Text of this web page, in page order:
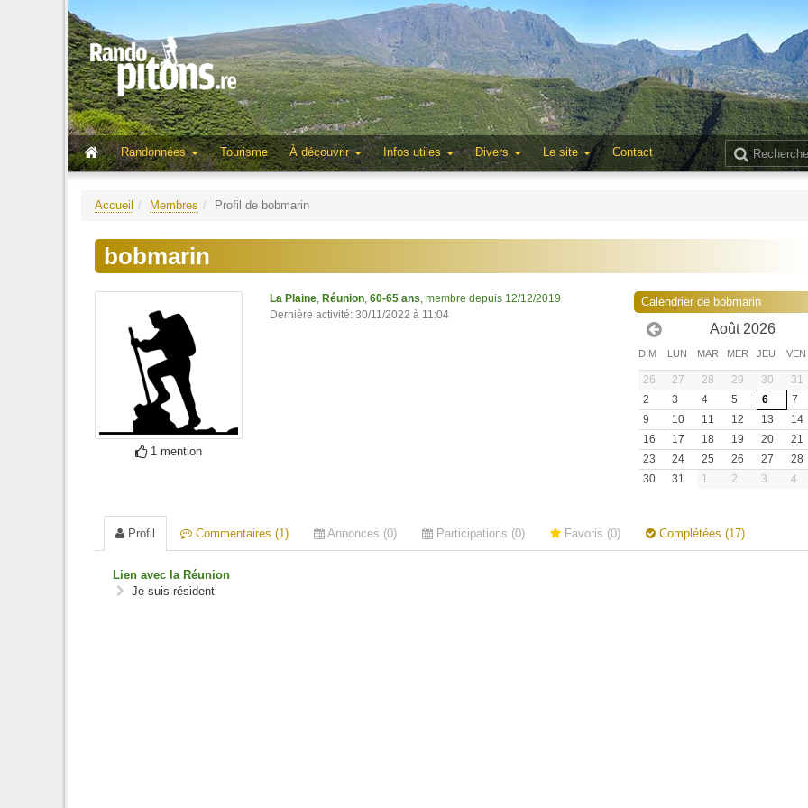
Randonnées
Tourisme À découvrir Infos utiles Divers Le site Contact
Accueil Membres Profil de bobmarin
bobmarin
1 mention
La Plaine Réunion 60-65 ans , membre depuis 12/12/2019
Dernière activité: 30/11/2022 à 11:04
Calendrier de bobmarin
Août 2026
DIM LUN MAR MER JEU VEN
26 27 28 29 30 31
2
3 4 5 6 7
9
10 11 12 13 14
16
17 18 19 20 21
23
24 25 26 27 28
30
31 1 2 3 4
Profil Commentaires (1) Annonces (0) Participations (0) Favoris (0) Complétées (17)
Lien avec la Réunion
Je suis résident